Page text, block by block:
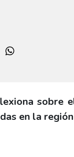
sobre
en la